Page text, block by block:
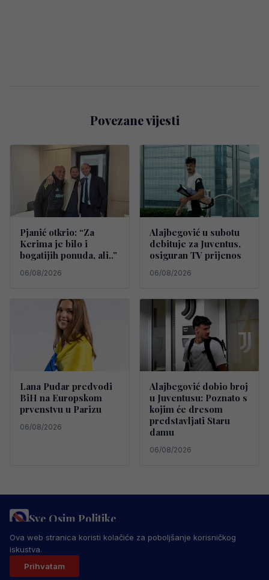
Povezane vijesti
Pjanić otkrio: “Za
Kerima je bilo i
bogatijih ponuda, ali..”
06/08/2026
Alajbegović u subotu
debituje za Juventus,
osiguran TV prijenos
06/08/2026
Lana Pudar predvodi
BiH na Europskom
prvenstvu u Parizu
06/08/2026
Alajbegović dobio broj
u Juventusu: Poznato s
kojim će dresom
predstavljati Staru
damu
06/08/2026
Sve Osim Politike
PRAVILA PRIVATNOSTIMARKETING USLOVI KORIŠTENJA
IMPRESSUM
© 2026 Sve Osim Politike. Sva prava zadržana.
Ova web stranica koristi kolačiće za poboljšanje korisničkog
iskustva.
Prihvatam